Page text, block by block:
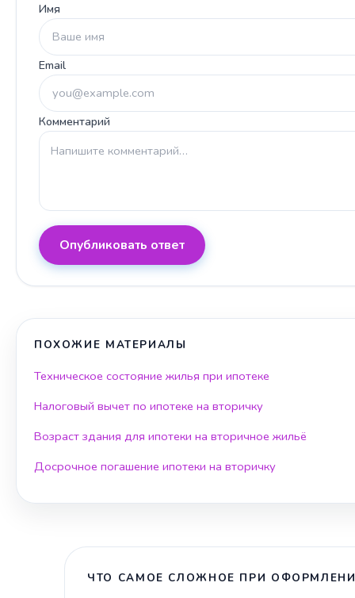
Имя
Email
Комментарий
Опубликовать ответ
ПОХОЖИЕ МАТЕРИАЛЫ
Техническое состояние жилья при ипотеке
Налоговый вычет по ипотеке на вторичку
Возраст здания для ипотеки на вторичное жильё
Досрочное погашение ипотеки на вторичку
ЧТО САМОЕ СЛОЖНОЕ ПРИ